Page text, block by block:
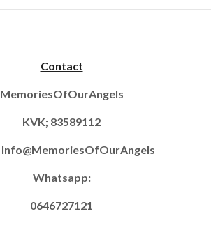
Contact
MemoriesOfOurAngels
KVK; 83589112
Info@MemoriesOfOurAngels
Whatsapp:
0646727121